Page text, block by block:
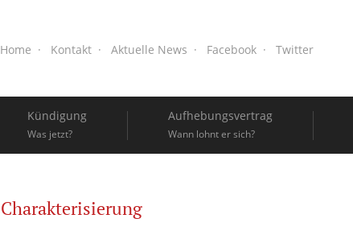
Home Kontakt Aktuelle News Facebook Twitter
Kündigung
Was jetzt?
Aufhebungsvertrag
Wann lohnt er sich?
Charakterisierung